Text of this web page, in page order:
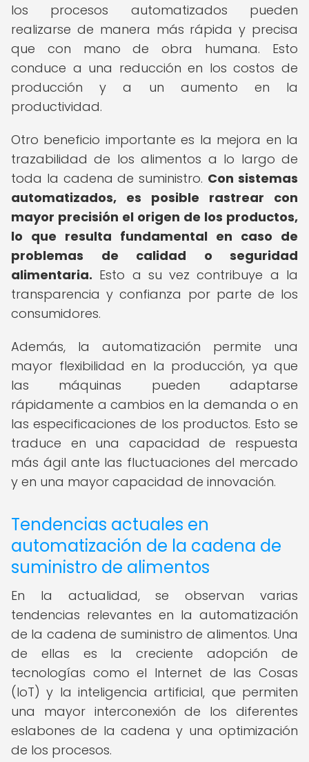
los procesos automatizados pueden
realizarse de manera más rápida y precisa
que con mano de obra humana. Esto
conduce a una reducción en los costos de
producción y a un aumento en la
productividad.
Otro beneficio importante es la mejora en la
trazabilidad de los alimentos a lo largo de
toda la cadena de suministro. Con sistemas
automatizados, es posible rastrear con
mayor precisión el origen de los productos,
lo que resulta fundamental en caso de
problemas de calidad o seguridad
alimentaria. Esto a su vez contribuye a la
transparencia y confianza por parte de los
consumidores.
Además, la automatización permite una
mayor flexibilidad en la producción, ya que
las máquinas pueden adaptarse
rápidamente a cambios en la demanda o en
las especificaciones de los productos. Esto se
traduce en una capacidad de respuesta
más ágil ante las fluctuaciones del mercado
y en una mayor capacidad de innovación.
Tendencias actuales en
automatización de la cadena de
suministro de alimentos
En la actualidad, se observan varias
tendencias relevantes en la automatización
de la cadena de suministro de alimentos. Una
de ellas es la creciente adopción de
tecnologías como el Internet de las Cosas
(IoT) y la inteligencia artificial, que permiten
una mayor interconexión de los diferentes
eslabones de la cadena y una optimización
de los procesos.